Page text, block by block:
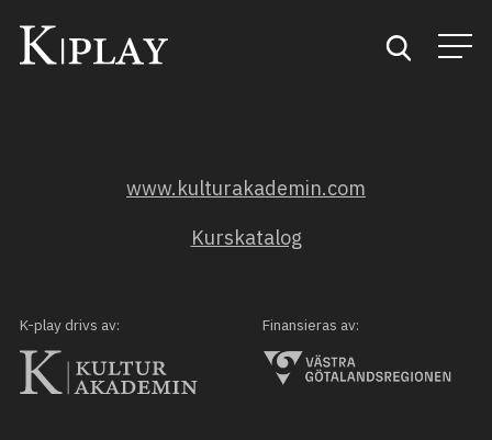
Kategorier
Mina favoriter
www.kulturakademin.com
Kurskatalog
K-play drivs av: Finansieras av: